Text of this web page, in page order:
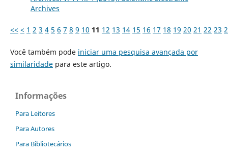
Archives
<< < 1 2 3 4 5 6 7 8 9 10 11 12 13 14 15 16 17 18 19 20 21 22 23
Você também pode iniciar uma pesquisa avançada por
similaridadepara este artigo.
Informações
Para Leitores
Para Autores
Para Bibliotecários